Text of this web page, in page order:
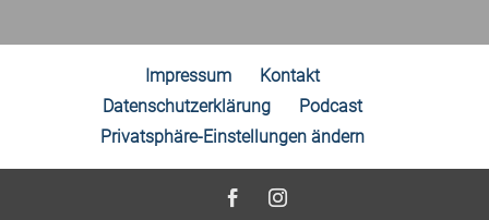
Impressum
Kontakt
Datenschutzerklärung
Podcast
Privatsphäre-Einstellungen ändern